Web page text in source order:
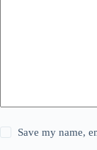
Save my name,